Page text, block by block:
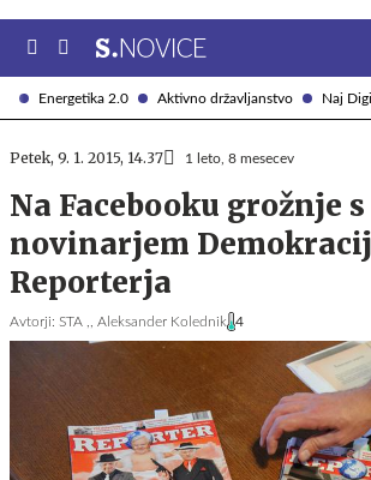
Energetika 2.0 Aktivno državljanstvo Naj Digi
Petek, 9. 1. 2015, 14.37 1 leto, 8 mesecev
Na Facebooku grožnje
novinarjem
Reporterja
Avtorji: STA ,, Aleksander Kolednik 4